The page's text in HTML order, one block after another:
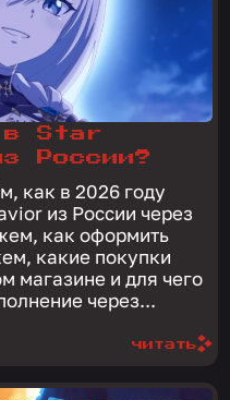
в Star
России?
как в 2026 году
из России через
как оформить
какие покупки
магазине и для чего
в игре. Пополнение через...
читать